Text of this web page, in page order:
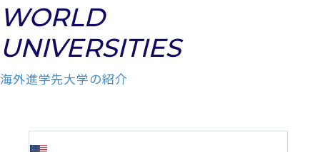
WORLD
UNIVERSITIES
海外進学先大学の紹介